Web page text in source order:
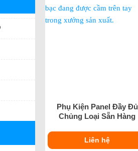
Phụ Kiện Panel Đầy Đủ
Chủng Loại Sẵn Hàng
Liên hệ